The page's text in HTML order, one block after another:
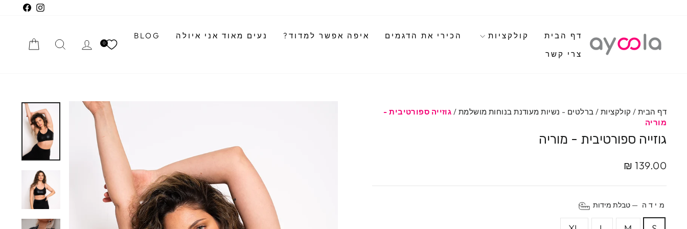
Instagram
דף הבית קולקציות הכירי את הדגמים איפה אפשר למדוד? נעים מאוד אני איולה
BLOG
צרי קשר
0 התחבריחיפוש
דף הבית / קולקציות / ברלטים - נשיות מעודנת בנוחות מושלמת / גוזייה ספורטיבית -
מוריה
גוזייה ספורטיבית - מוריה
מחיר
139.00 ₪
מידה — טבלת מידות